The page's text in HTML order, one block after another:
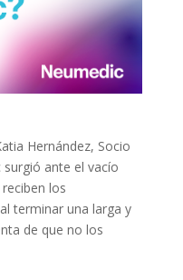
Hernández, Socio
ante el vacío
los
terminar una larga y
de que no los